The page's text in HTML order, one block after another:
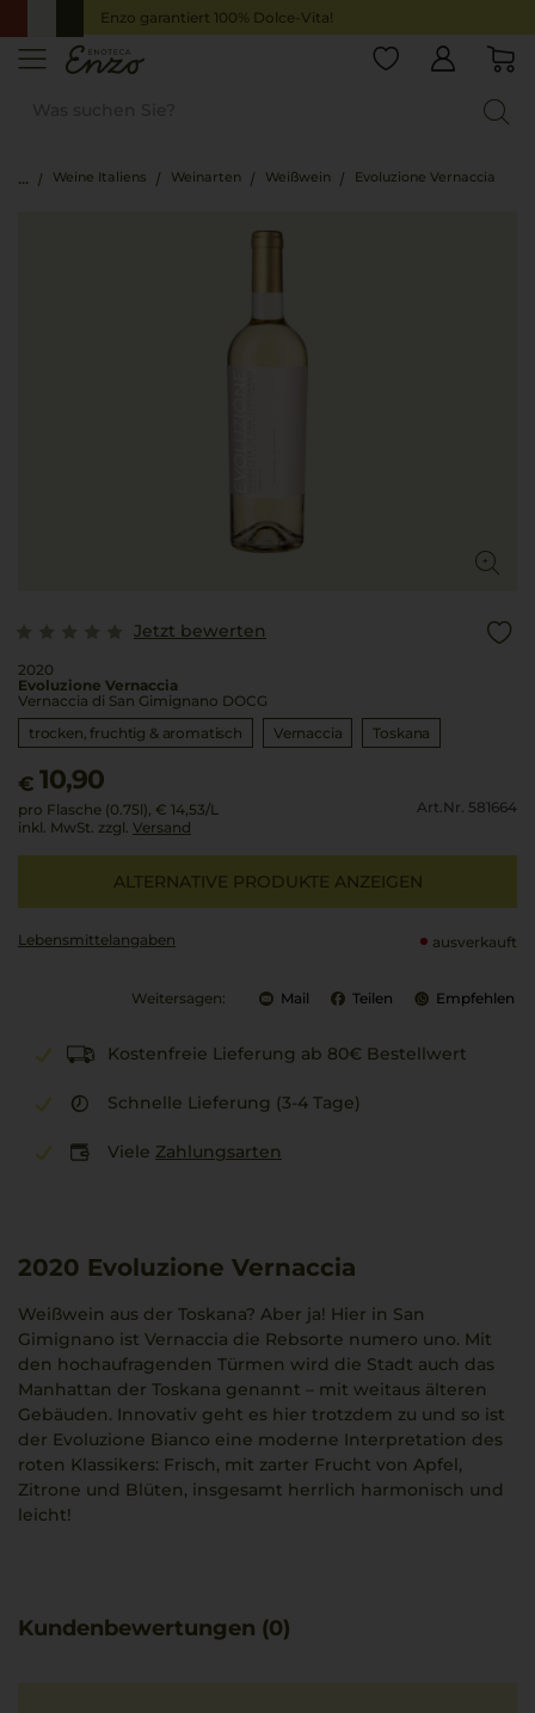
Enzo garantiert 100% Dolce-Vita!
Weine Italiens Weinarten Weißwein Evoluzione Vernaccia
Jetzt bewerten
2020
Evoluzione Vernaccia
Vernaccia di San Gimignano DOCG
trocken, fruchtig & aromatisch
Vernaccia Toskana
€ 10,90
pro Flasche (0.75l), € 14,53/L
inkl. MwSt. zzgl. Versand
Art.Nr. 581664
ALTERNATIVE PRODUKTE ANZEIGEN
Lebensmittel­angaben ausverkauft
Weitersagen: Mail Teilen Empfehlen
Kostenfreie Lieferung ab 80€ Bestellwert
Schnelle Lieferung (3-4 Tage)
Viele Zahlungsarten
2020 Evoluzione Vernaccia
Weißwein aus der Toskana? Aber ja! Hier in San
Gimignano ist Vernaccia die Rebsorte numero uno. Mit
den hochaufragenden Türmen wird die Stadt auch das
Manhattan der Toskana genannt – mit weitaus älteren
Gebäuden. Innovativ geht es hier trotzdem zu und so ist
der Evoluzione Bianco eine moderne Interpretation des
roten Klassikers: Frisch, mit zarter Frucht von Apfel,
Zitrone und Blüten, insgesamt herrlich harmonisch und
leicht!
Kundenbewertungen (0)